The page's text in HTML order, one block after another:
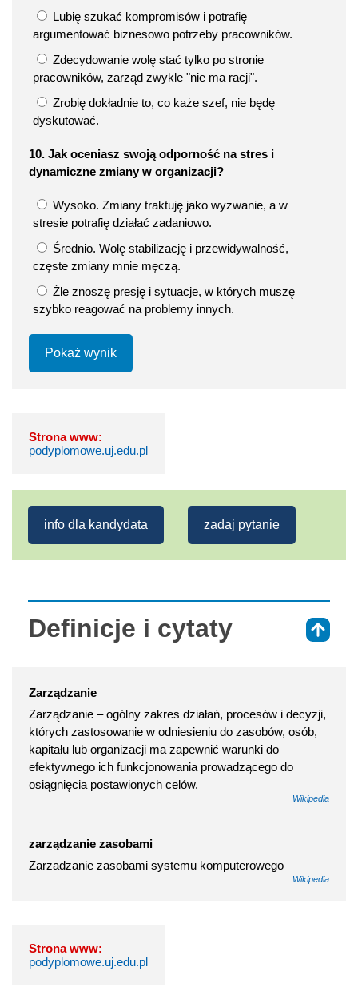
Lubię szukać kompromisów i potrafię
argumentować biznesowo potrzeby pracowników.
Zdecydowanie wolę stać tylko po stronie
pracowników, zarząd zwykle "nie ma racji".
Zrobię dokładnie to, co każe szef, nie będę
dyskutować.
10. Jak oceniasz swoją odporność na stres i
dynamiczne zmiany w organizacji?
Wysoko. Zmiany traktuję jako wyzwanie, a w
stresie potrafię działać zadaniowo.
Średnio. Wolę stabilizację i przewidywalność,
częste zmiany mnie męczą.
Źle znoszę presję i sytuacje, w których muszę
szybko reagować na problemy innych.
Pokaż wynik
Strona www:
podyplomowe.uj.edu.pl
info dla kandydata zadaj pytanie
Definicje i cytaty
Zarządzanie
Zarządzanie – ogólny zakres działań, procesów i decyzji,
których zastosowanie w odniesieniu do zasobów, osób,
kapitału lub organizacji ma zapewnić warunki do
efektywnego ich funkcjonowania prowadzącego do
osiągnięcia postawionych celów.
Wikipedia
zarządzanie zasobami
Zarzadzanie zasobami systemu komputerowego
Wikipedia
Strona www:
podyplomowe.uj.edu.pl